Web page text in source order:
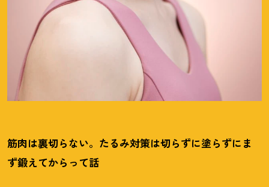
筋肉は裏切らない。たるみ対策は切らずに塗らずにま
ず鍛えてからって話